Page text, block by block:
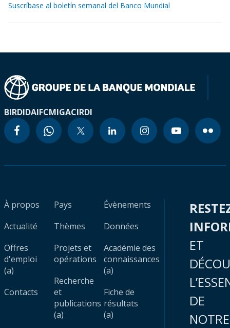
Suscríbase al boletín semanal del Banco Mundial
BIRDIDAIFCMIGACIRDI
À propos
Actualité
Offres
d'emploi
(a)
Contacts
Pays
Thèmes
Projets et
opérations
Recherche
et
publications
(a)
Évènements
Données
Académie des
connaissances
(a)
Fiche de
résultats
(a)
ET
DE
NOTRE